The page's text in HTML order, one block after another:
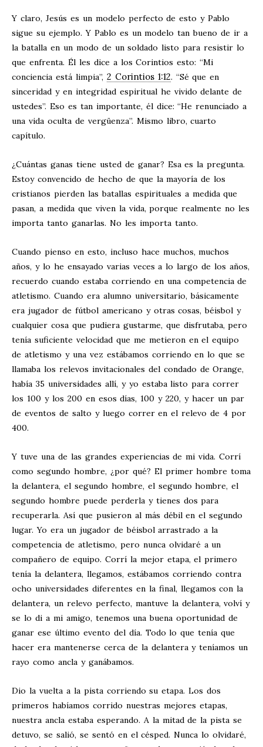
Y claro, Jesús es un modelo perfecto de esto y Pablo
sigue su ejemplo. Y Pablo es un modelo tan bueno de ir a
la batalla en un modo de un soldado listo para resistir lo
que enfrenta. Él les dice a los Corintios esto: “Mi
conciencia está limpia”, 2 Corintios 1:12. “Sé que en
sinceridad y en integridad espiritual he vivido delante de
ustedes”. Eso es tan importante, él dice: “He renunciado a
una vida oculta de vergüenza”. Mismo libro, cuarto
capítulo.
¿Cuántas ganas tiene usted de ganar? Esa es la pregunta.
Estoy convencido de hecho de que la mayoría de los
cristianos pierden las batallas espirituales a medida que
pasan, a medida que viven la vida, porque realmente no les
importa tanto ganarlas. No les importa tanto.
Cuando pienso en esto, incluso hace muchos, muchos
años, y lo he ensayado varias veces a lo largo de los años,
recuerdo cuando estaba corriendo en una competencia de
atletismo. Cuando era alumno universitario, básicamente
era jugador de fútbol americano y otras cosas, béisbol y
cualquier cosa que pudiera gustarme, que disfrutaba, pero
tenía suficiente velocidad que me metieron en el equipo
de atletismo y una vez estábamos corriendo en lo que se
llamaba los relevos invitacionales del condado de Orange,
había 35 universidades allí, y yo estaba listo para correr
los 100 y los 200 en esos días, 100 y 220, y hacer un par
de eventos de salto y luego correr en el relevo de 4 por
400.
Y tuve una de las grandes experiencias de mi vida. Corrí
como segundo hombre, ¿por qué? El primer hombre toma
la delantera, el segundo hombre, el segundo hombre, el
segundo hombre puede perderla y tienes dos para
recuperarla. Así que pusieron al más débil en el segundo
lugar. Yo era un jugador de béisbol arrastrado a la
competencia de atletismo, pero nunca olvidaré a un
compañero de equipo. Corrí la mejor etapa, el primero
tenía la delantera, llegamos, estábamos corriendo contra
ocho universidades diferentes en la final, llegamos con la
delantera, un relevo perfecto, mantuve la delantera, volví y
se lo di a mi amigo, tenemos una buena oportunidad de
ganar ese último evento del día. Todo lo que tenía que
hacer era mantenerse cerca de la delantera y teníamos un
rayo como ancla y ganábamos.
Dio la vuelta a la pista corriendo su etapa. Los dos
primeros habíamos corrido nuestras mejores etapas,
nuestra ancla estaba esperando. A la mitad de la pista se
detuvo, se salió, se sentó en el césped. Nunca lo olvidaré,